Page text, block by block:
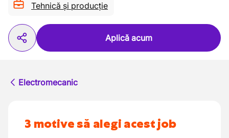
Tehnică și producție
Aplică acum
Electromecanic
3 motive să alegi acest job